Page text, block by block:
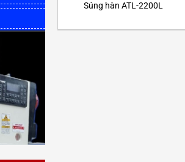
Súng hàn ATL-2200L